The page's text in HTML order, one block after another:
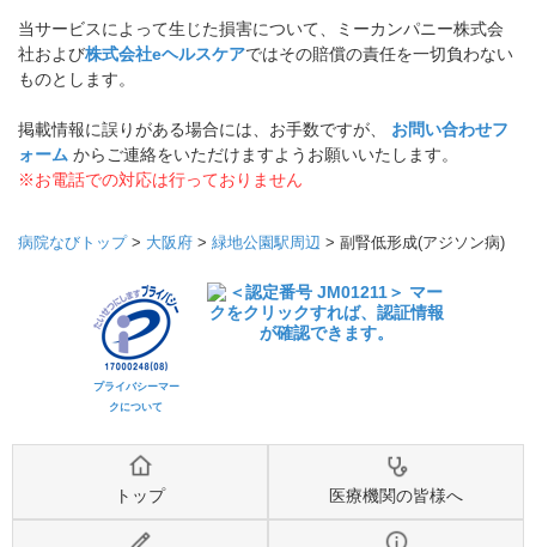
当サービスによって生じた損害について、ミーカンパニー株式会
社および株式会社eヘルスケアではその賠償の責任を一切負わない
ものとします。
掲載情報に誤りがある場合には、お手数ですが、 お問い合わせフ
ォーム からご連絡をいただけますようお願いいたします。
※お電話での対応は行っておりません
病院なびトップ> 大阪府 > 緑地公園駅周辺 > 副腎低形成(アジソン病)
プライバシーマー
クについて
トップ 医療機関の皆様へ